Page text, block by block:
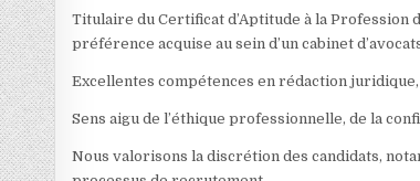
Titulaire du Certificat d’Aptitude à la Profession
préférence acquise au sein d’un cabinet
Excellentes compétences en rédaction
Sens aigu de l’éthique professionnelle, de la
Nous valorisons la discrétion des candidats,